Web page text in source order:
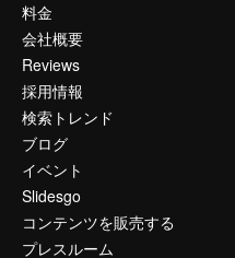
料金
会社概要
Reviews
採用情報
検索トレンド
ブログ
イベント
Slidesgo
コンテンツを販売する
プレスルーム